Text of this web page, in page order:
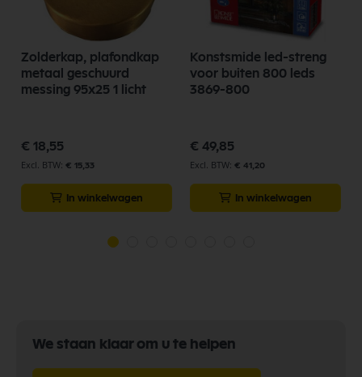
Zolderkap, plafondkap
metaal geschuurd
messing 95x25 1 licht
€ 18,55
€ 15,33
In winkelwagen
Konstsmide led-streng
voor buiten 800 leds
3869-800
€ 49,85
€ 41,20
In winkelwagen
We staan klaar om u te helpen